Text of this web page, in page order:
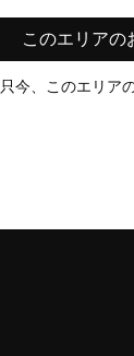
このエリアの
只今、このエリア